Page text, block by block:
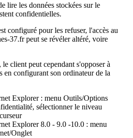
lire les données stockées sur le
confidentielles.
configuré pour les refuser, l'accès au
37.fr peut se révéler altéré, voire
le client peut cependant s'opposer à
en configurant son ordinateur de la
Explorer : menu Outils/Options
sélectionner le niveau
Explorer 8.0 - 9.0 -10.0 : menu
Onglet